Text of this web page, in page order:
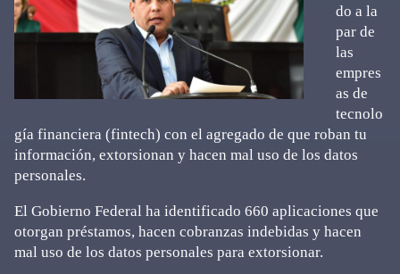
do a la
par de
las
empres
as de
tecnolo
gía financiera (fintech) con el agregado de que roban tu
información, extorsionan y hacen mal uso de los datos
personales.
El Gobierno Federal ha identificado 660 aplicaciones que
otorgan préstamos, hacen cobranzas indebidas y hacen
mal uso de los datos personales para extorsionar.